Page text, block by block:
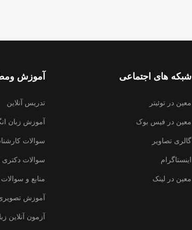
شبکه های اجتماعی
معین در توئیتر
معین در فیس بوک
گالری تصاویر
اینستاگرام
معین در لینک
آموزش
تدریس آنلاین
آموزش زبان
سوالات
سوالات
منابع و
آموزش
آزمون آنلاین